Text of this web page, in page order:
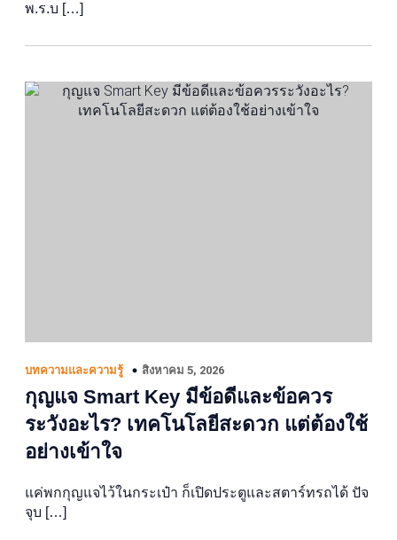
พ.ร.บ […]
บทความและความรู้ สิงหาคม 5, 2026
กุญแจ Smart Key มีข้อดีและข้อควร
ระวังอะไร? เทคโนโลยีสะดวก แต่ต้องใช้
อย่างเข้าใจ
แค่พกกุญแจไว้ในกระเป๋า ก็เปิดประตูและสตาร์ทรถได้ ปัจ
จุบ […]